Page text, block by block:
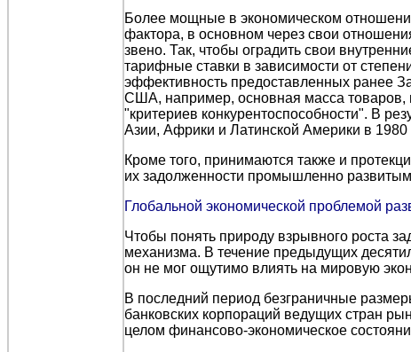
Более мощные в экономическом
фактора, в основном через свои
звено. Так, чтобы оградить свои
тарифные ставки в зависимости от
эффективность предоставленных ранее
США, например, основная масса товаров,
"критериев конкурентоспособности". В
Азии, Африки и Латинской Америки в
Кроме того, принимаются также и
их задолженности промышленно
Глобальной экономической проблемой
Чтобы понять природу взрывного роста
механизма. В течение предыдущих
он не мог ощутимо влиять на мировую
В последний период безграничные
банковских корпораций ведущих стран
целом финансово-экономическое